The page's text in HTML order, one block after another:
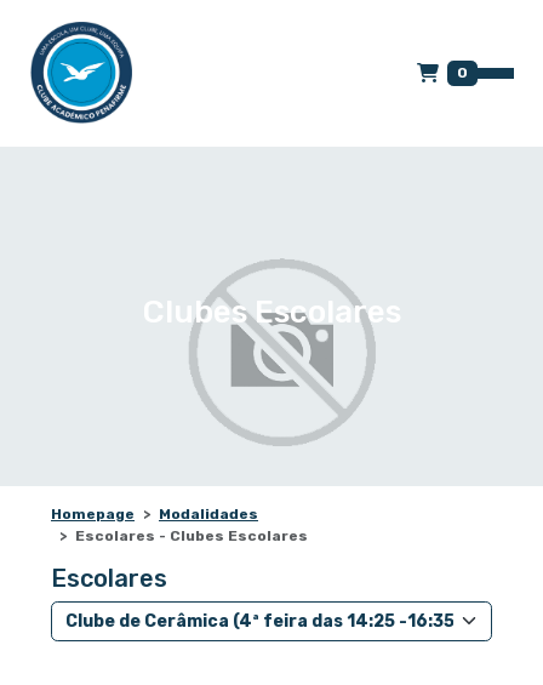
0
Clubes Escolares
Homepage
Modalidades
Escolares - Clubes Escolares
Escolares